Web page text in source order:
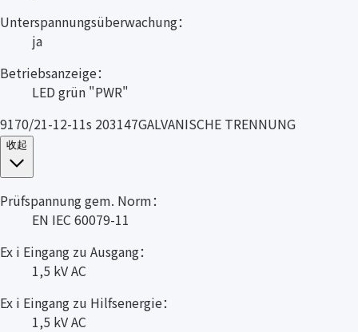
Unterspannungsüberwachung：
ja
Betriebsanzeige：
LED grün "PWR"
9170/21-12-11s 203147GALVANISCHE TRENNUNG
收起
Prüfspannung gem. Norm：
EN IEC 60079-11
Ex i Eingang zu Ausgang：
1,5 kV AC
Ex i Eingang zu Hilfsenergie：
1,5 kV AC